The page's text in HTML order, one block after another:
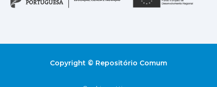
Copyright © Repositório Comum